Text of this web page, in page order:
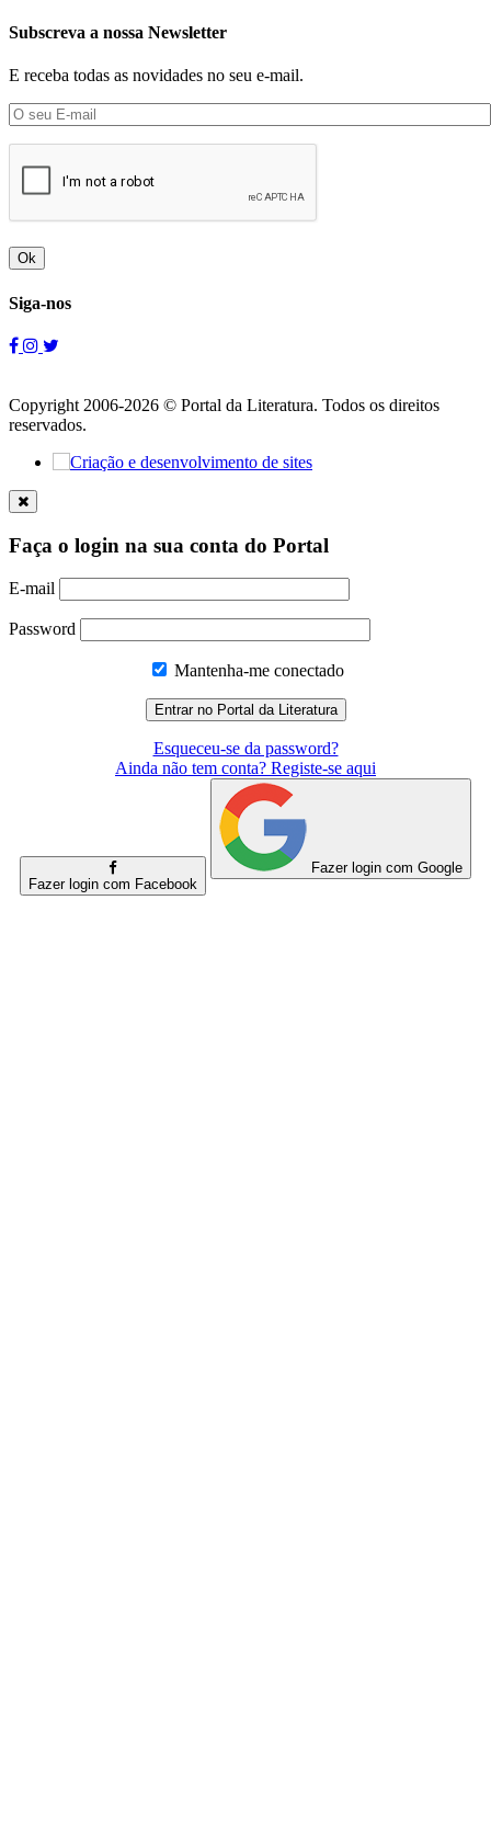
Subscreva a nossa Newsletter
E receba todas as novidades no seu e-mail.
Ok
Siga-nos
Copyright 2006-2026 © Portal da Literatura. Todos os direitos
reservados.
Faça o login na sua conta do Portal
E-mail
Password
Mantenha-me conectado
Esqueceu-se da password?
Ainda não tem conta? Registe-se aqui
Fazer login com Facebook
Fazer login com Google